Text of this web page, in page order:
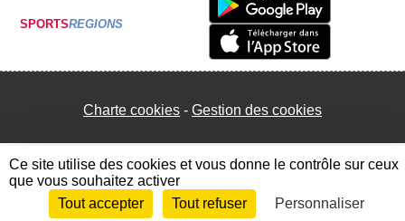
SPORTSREGIONS
Charte cookies Gestion des cookies
Envie de participer ? Connexion
Ce site utilise des cookies et vous donne le contrôle sur ceux
que vous souhaitez activer
Tout accepter
Tout refuser Personnaliser